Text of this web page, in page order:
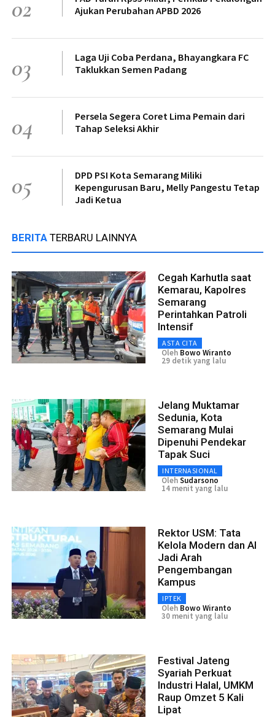
02
Ajukan Perubahan APBD 2026
03
Laga Uji Coba Perdana, Bhayangkara FC
Taklukkan Semen Padang
04
Persela Segera Coret Lima Pemain dari
Tahap Seleksi Akhir
05
DPD PSI Kota Semarang Miliki
Kepengurusan Baru, Melly Pangestu Tetap
Jadi Ketua
BERITA TERBARU LAINNYA
Cegah Karhutla saat
Kemarau, Kapolres
Semarang
Perintahkan Patroli
Intensif
ASTA CITA
Oleh Bowo Wiranto
29 detik yang lalu
Jelang Muktamar
Sedunia, Kota
Semarang Mulai
Dipenuhi Pendekar
Tapak Suci
INTERNASIONAL
OlehSudarsono
14 menit yang lalu
Rektor USM: Tata
Kelola Modern dan AI
Jadi Arah
Pengembangan
Kampus
IPTEK
Oleh Bowo Wiranto
30 menit yang lalu
Festival Jateng
Syariah Perkuat
Industri Halal, UMKM
Raup Omzet 5 Kali
Lipat